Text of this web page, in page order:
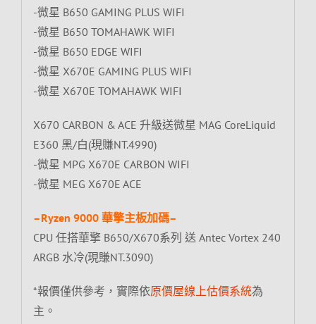
-微星 B650 GAMING PLUS WIFI
-微星 B650 TOMAHAWK WIFI
-微星 B650 EDGE WIFI
-微星 X670E GAMING PLUS WIFI
-微星 X670E TOMAHAWK WIFI
X670 CARBON & ACE 升級送微星 MAG CoreLiquid
E360 黑/白(現賺NT.4990)
-微星 MPG X670E CARBON WIFI
-微星 MEG X670E ACE
–Ryzen 9000 華擎主板加碼–
CPU 任搭華擎 B650/X670系列 送 Antec Vortex 240
ARGB 水冷(現賺NT.3090)
*報價僅供參考，實際依原價屋線上估價系統為
主。